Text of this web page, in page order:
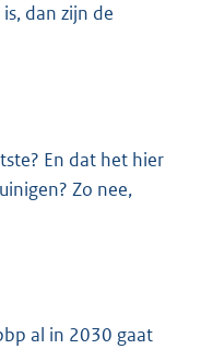
dan zijn de
En dat het hier
Zo nee,
al in 2030 gaat